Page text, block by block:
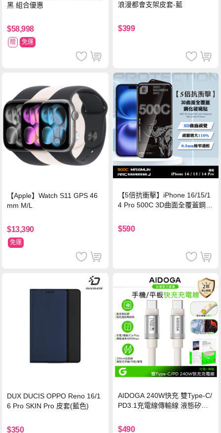
黑 組合優惠
$58,998
贈 免運
浪漫都會支架皮套-藍
$399
【Apple】Watch S11 GPS 46
mm M/L
$13,390
免運
【5倍抗衝擊】iPhone 16/15/1
4 Pro 500C 3D曲面全覆蓋鋼化
保護貼
$590
DUX DUCIS OPPO Reno 16/1
6 Pro SKIN Pro 皮套(藍色)
$350
AIDOGA 240W快充 雙Type-C/
PD3.1充電線傳輸線 液態矽膠
機/平板/筆電
$490